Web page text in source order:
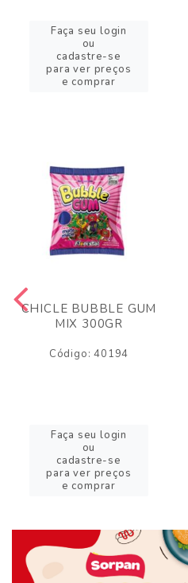
Faça seu login
ou
cadastre-se
para ver preços
e comprar
CHICLE BUBBLE GUM
MIX 300GR
Código: 40194
Faça seu login
ou
cadastre-se
para ver preços
e comprar